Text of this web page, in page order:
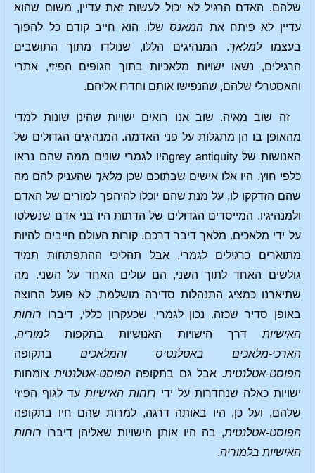
שלהם. האדם הרגיל לא יכול לעשות זאת עדיין, משום שהוא
עדיין לא פיתח את המאנס שלו. הוא חייב קודם כל להפוך
בעצמולמלאך. המנהיגים הללו, שנולדו מתוך התושבים
הרגילים, נשאו ישויות מלאכיות בתוך הגופים הפיזי, אתרי
והאסטרלי שלהם, שהנפישו אותם וחדרו אליהם.
זה שוב מאיה. שוב אנו רואים ישויות שהינן שונות למדי
מהאופן בו הן מתגלות על פני האדמה. המנהיגים הגדולים של
האנושות של grey antiquityהיו לגמרי שונים ממה שהם נראו
כלפי חוץ. היו אלו אישים שבתוכם שכן מלאך שהעניק להם מה
שהם הזדקקו לו, על מנת שהם יוכלו להיהפך למורים של האדם
ולמנהיגיו. המייסדים הגדולים של הדתות היו בני אדם שנשלטו
על ידי מלאכים. מלאך דיבר דרכם. קורות העולם חייבים להיות
מתוארים כרגילים לגמרי, אבל תהליכי ההתפתחות תמיד
גולשים האחד לתוך השני, הם עולים האחד על השני. מה
שתיארנו כמציג התנהלות סדירה מושלמת, לא פועל החוצה
באופן סדיר שכזה. נכון לגמרי, שכעקרון כללי, דיברו רוחות
האישיותדרך הישויות האנושיות בתקפותלמוריה,
הארכי-מלאכים באטלנטיס
והמלאכיםבתקופה
הפוסט-אטלנטית. אבל גם בתקופה הפוסט-אטלנטית צומחות
ישויות כאלה שנחדרות על ידי רוחות האישיות עד לגוף הפיזי
שלהם, ועל כן, היו באותה דרגה, למרות שהם חיו בתקופה
הפוסט-אטלנטית, בה היו אותן הישויות שאליהן דיברו רוחות
האישיות בלמוריה.